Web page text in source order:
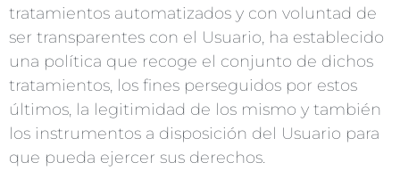
tratamientos automatizados y con voluntad de
ser transparentes con el Usuario, ha establecido
una política que recoge el conjunto de dichos
tratamientos, los fines perseguidos por estos
últimos, la legitimidad de los mismo y también
los instrumentos a disposición del Usuario para
que pueda ejercer sus derechos.